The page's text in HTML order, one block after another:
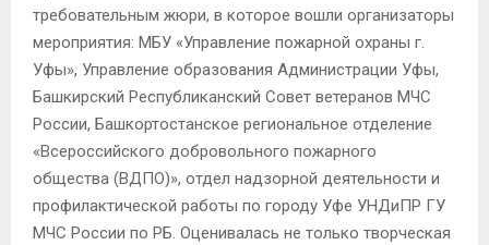
требовательным жюри, в которое вошли организаторы
мероприятия: МБУ «Управление пожарной охраны г.
Уфы», Управление образования Администрации Уфы,
Башкирский Республиканский Совет ветеранов МЧС
России, Башкортостанское региональное отделение
«Всероссийского добровольного пожарного
общества (ВДПО)», отдел надзорной деятельности и
профилактической работы по городу Уфе УНДиПР ГУ
МЧС России по РБ. Оценивалась не только творческая